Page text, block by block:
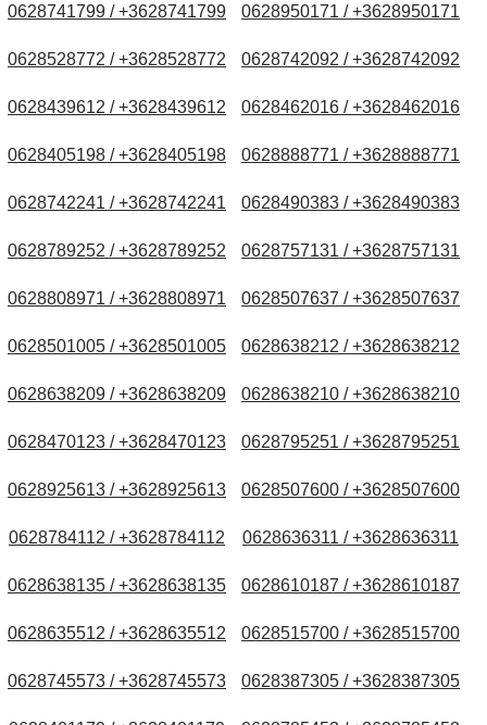
0628741799 / +3628741799 0628950171 / +3628950171
0628528772 / +3628528772 0628742092 / +3628742092
0628439612 / +3628439612 0628462016 / +3628462016
0628405198 / +3628405198 0628888771 / +3628888771
0628742241 / +3628742241 0628490383 / +3628490383
0628789252 / +3628789252 0628757131 / +3628757131
0628808971 / +3628808971 0628507637 / +3628507637
0628501005 / +3628501005 0628638212 / +3628638212
0628638209 / +3628638209 0628638210 / +3628638210
0628470123 / +3628470123 0628795251 / +3628795251
0628925613 / +3628925613 0628507600 / +3628507600
0628784112 / +3628784112 0628636311 / +3628636311
0628638135 / +3628638135 0628610187 / +3628610187
0628635512 / +3628635512 0628515700 / +3628515700
0628745573 / +3628745573 0628387305 / +3628387305